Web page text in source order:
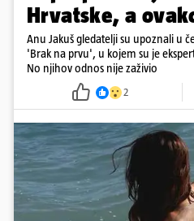
Hrvatske, a
Anu Jakuš gledatelji su upoznali u
'Brak na prvu', u kojem su je
No njihov odnos nije zaživio
2